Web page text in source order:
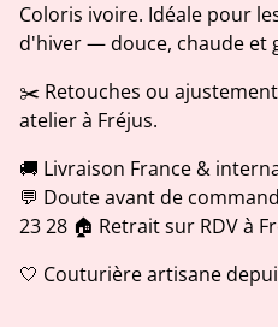
Coloris ivoire. Idéale pour
d'hiver — douce, chaude et
✂️ Retouches ou
atelier à Fréjus.
🚚 Livraison France &
💬 Doute avant de
23 28 🏠 Retrait sur RDV à
🤍 Couturière artisane